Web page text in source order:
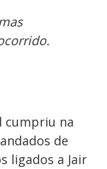
cumpriu na
de
ligados a Jair